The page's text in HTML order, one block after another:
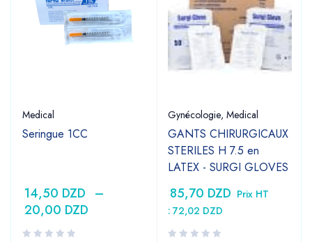
Medical
Seringue 1CC
14,50 DZD –
20,00 DZD
Gynécologie, Medical
GANTS CHIRURGICAUX
STERILES H 7.5 en
LATEX - SURGI GLOVES
85,70 DZD Prix HT
: 72,02 DZD